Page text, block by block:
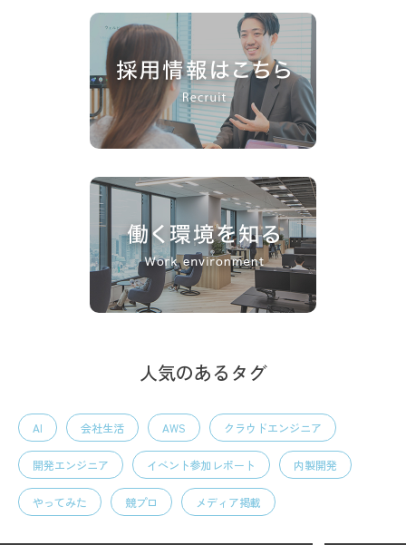
人気のあるタグ
AI 会社生活 AWS クラウドエンジニア
開発エンジニア イベント参加レポート 内製開発
やってみた 競プロ メディア掲載